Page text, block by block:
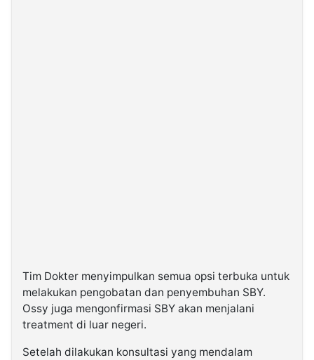
Tim Dokter menyimpulkan semua opsi terbuka untuk
melakukan pengobatan dan penyembuhan SBY.
Ossy juga mengonfirmasi SBY akan menjalani
treatment di luar negeri.
Setelah dilakukan konsultasi yang mendalam